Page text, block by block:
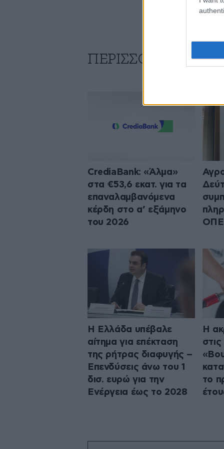
ΠΕΡΙΣΣΟΤΕΡΑ
CrediaBank: «Άλμα»
στα €53,6 εκατ. για τα
επαναλαμβανόμενα
κέρδη στο α’ εξάμηνο
του 2026
Η Ελλάδα υπέβαλε
αίτημα για επέκταση
της ρήτρας διαφυγής –
Επενδύσεις άνω του 1
δισ. ευρώ για την
Ενέργεια έως το 2028
Η
το